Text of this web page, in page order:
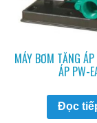
MÁY BƠM TĂNG
ÁP PW-
Đọc